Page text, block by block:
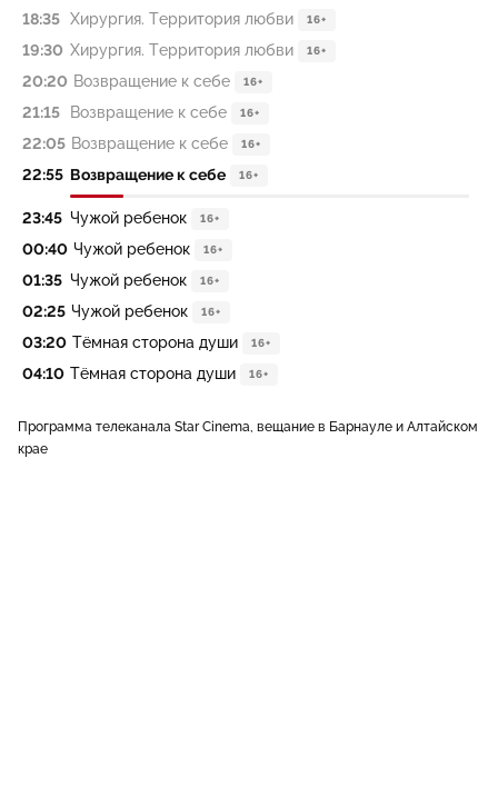
18:35 Хирургия. Территория любви 16+
19:30 Хирургия. Территория любви 16+
20:20 Возвращение к себе 16+
21:15 Возвращение к себе 16+
22:05 Возвращение к себе 16+
22:55 Возвращение к себе 16+
23:45 Чужой ребенок 16+
00:40 Чужой ребенок 16+
01:35 Чужой ребенок 16+
02:25 Чужой ребенок 16+
03:20 Тёмная сторона души 16+
04:10 Тёмная сторона души 16+
Программа телеканала Star Cinema, вещание в Барнауле и Алтайском
крае